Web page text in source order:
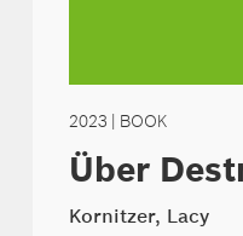
2023 | BOOK
Über
Kornitzer, Lacy